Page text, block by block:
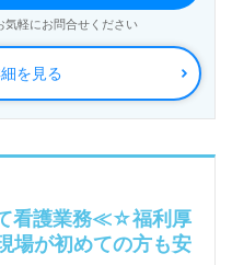
を見る
気軽にお問合せください
看護業務≪☆福利厚
が初めての方も安